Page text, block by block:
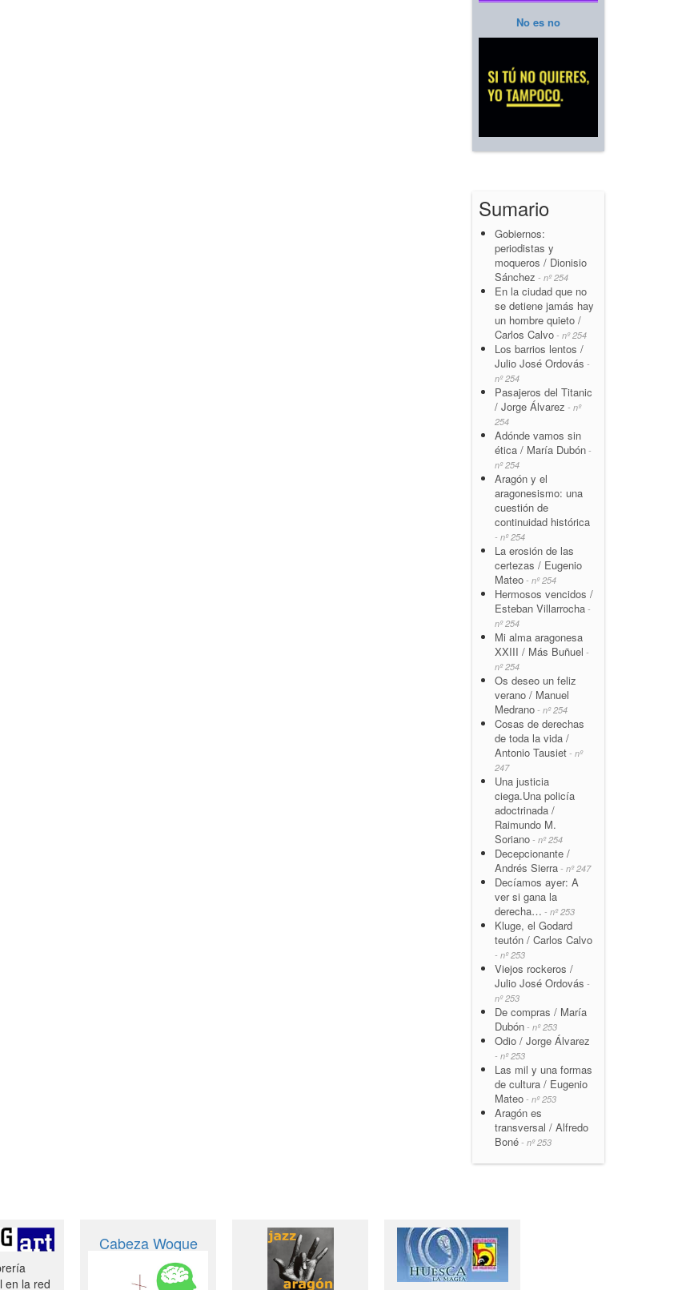
No es no
Sumario
Gobiernos:
periodistas y
moqueros / Dionisio
Sánchez - nº 254
En la ciudad que no
se detiene jamás hay
un hombre quieto /
Carlos Calvo - nº 254
Los barrios lentos /
Julio José Ordovás -
nº 254
Pasajeros del Titanic
/ Jorge Álvarez - nº
254
Adónde vamos sin
ética / María Dubón -
nº 254
Aragón y el
aragonesismo: una
cuestión de
continuidad histórica
- nº 254
La erosión de las
certezas / Eugenio
Mateo - nº 254
Hermosos vencidos /
Esteban Villarrocha -
nº 254
Mi alma aragonesa
XXIII / Más Buñuel -
nº 254
Os deseo un feliz
verano / Manuel
Medrano - nº 254
Cosas de derechas
de toda la vida /
Antonio Tausiet - nº
247
Una justicia
ciega.Una policía
adoctrinada /
Raimundo M.
Soriano - nº 254
Decepcionante /
Andrés Sierra - nº 247
Decíamos ayer: A
ver si gana la
derecha… - nº 253
Kluge, el Godard
teutón / Carlos Calvo
- nº 253
Viejos rockeros /
Julio José Ordovás -
nº 253
De compras / María
Dubón - nº 253
Odio / Jorge Álvarez
- nº 253
Las mil y una formas
de cultura / Eugenio
Mateo - nº 253
Aragón es
transversal / Alfredo
Boné - nº 253
en la red
Cabeza Woque